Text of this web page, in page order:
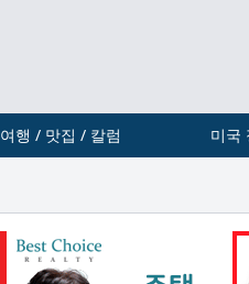
여행 / 맛집 / 칼럼 미국